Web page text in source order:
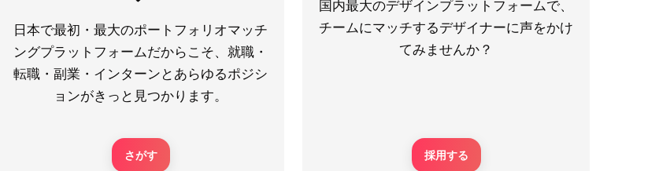
日本で最初・最大のポートフォリオマッチ
ングプラットフォームだからこそ、就職・
転職・副業・インターンとあらゆるポジシ
ョンがきっと見つかります。
さがす
国内最大のデザインプラットフォームで、
チームにマッチするデザイナーに声をかけ
てみませんか？
採用する